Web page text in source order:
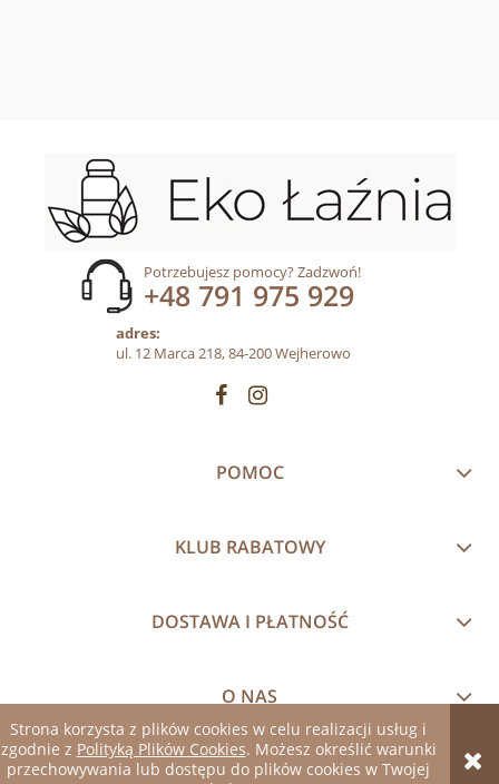
Strona korzysta z plików cookies w celu realizacji usług i
zgodnie z Polityką Plików Cookies. Możesz określić warunki
przechowywania lub dostępu do plików cookies w Twojej
Potrzebujesz pomocy? Zadzwoń!
+48 791 975 929
adres:
ul. 12 Marca 218, 84-200 Wejherowo
POMOC
KLUB RABATOWY
DOSTAWA I PŁATNOŚĆ
O NAS
pokaż pełną wersję strony